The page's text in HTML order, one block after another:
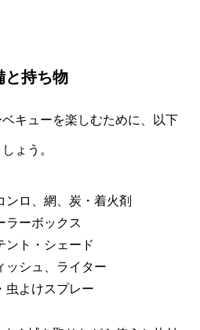
と持ち物
キューを楽しむために、以下
ょう。
ンロ、網、炭・着火剤
ラーボックス
ント・シェード
ッシュ、ライター
虫よけスプレー